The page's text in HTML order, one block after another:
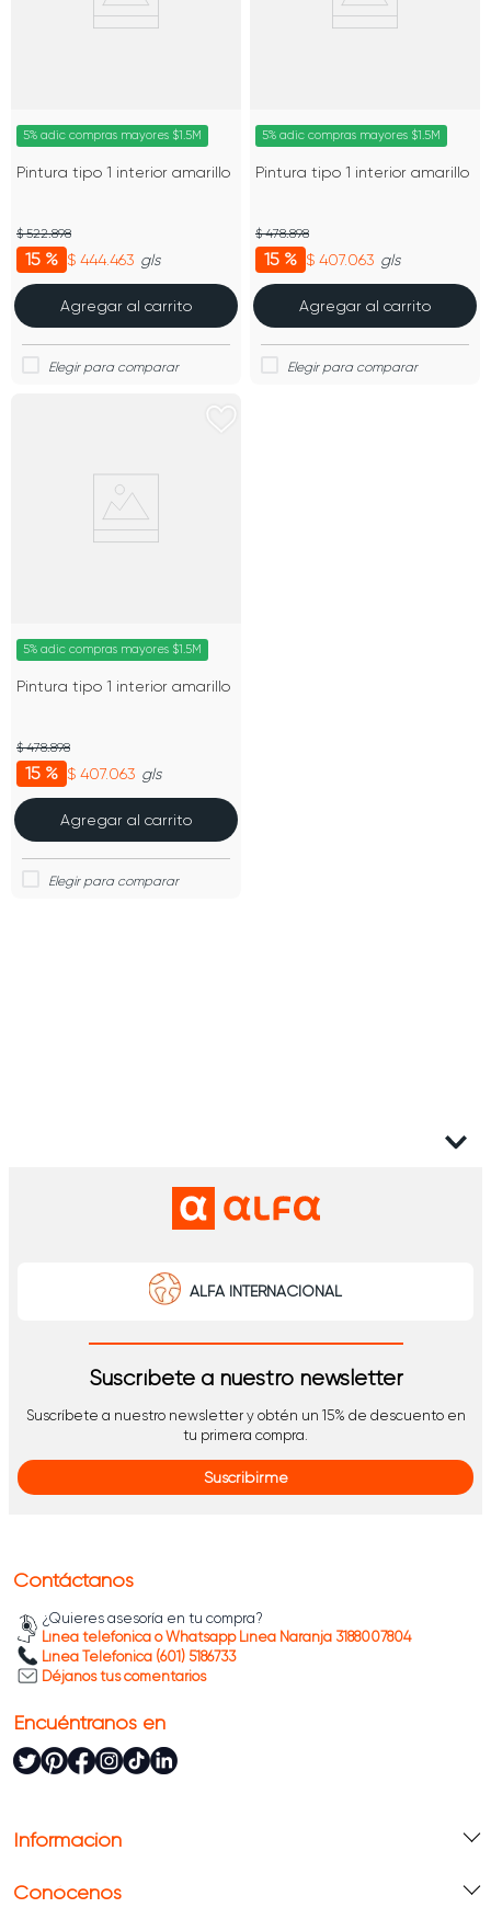
5% adic compras mayores $1.5M
Pintura tipo 1 interior amarillo
15 % $ 444.463
$ 522.898
gls
Agregar al carrito
5% adic compras mayores $1.5M
Pintura tipo 1 interior amarillo
15 % $ 407.063
$ 478.898
gls
Agregar al carrito
5% adic compras mayores $1.5M
Pintura tipo 1 interior amarillo
15 % $ 407.063
$ 478.898
gls
Agregar al carrito
ALFA INTERNACIONAL
Suscríbete a nuestro newsletter
Suscríbete a nuestro newsletter y obtén un 15% de descuento en
tu primera compra.
Suscribirme
Información
Conócenos
Contáctanos
¿Quieres asesoría en tu compra?
Línea telefónica o Whatsapp Línea Naranja 3188007804
Línea Telefónica (601) 5186733
Déjanos tus comentarios
Encuéntranos en